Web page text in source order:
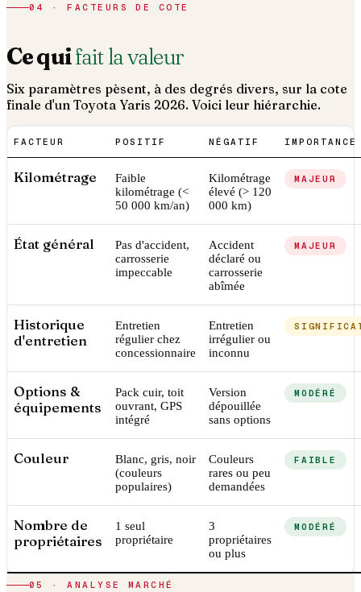
04 · FACTEURS DE COTE
Ce quifait la valeur
Six paramètres pèsent, à des degrés divers, sur la cote
finale d'un Toyota Yaris 2026. Voici leur hiérarchie.
FACTEUR POSITIF NÉGATIF IMPORTANCE
Kilométrage
Faible
kilométrage (<
50 000 km/an)
Kilométrage
élevé (> 120
000 km)
MAJEUR
État général
Pas d'accident,
carrosserie
impeccable
Accident
déclaré ou
carrosserie
abîmée
MAJEUR
Historique
d'entretien
Entretien
régulier chez
concessionnaire
Entretien
irrégulier ou
inconnu
Options &
équipements
Pack cuir, toit
ouvrant, GPS
intégré
Version
dépouillée
sans options
MODÉRÉ
Couleur
Blanc, gris, noir
(couleurs
populaires)
Couleurs
rares ou peu
demandées
FAIBLE
Nombre de
propriétaires
1 seul
propriétaire
3
propriétaires
ou plus
MODÉRÉ
05 · ANALYSE MARCHÉ